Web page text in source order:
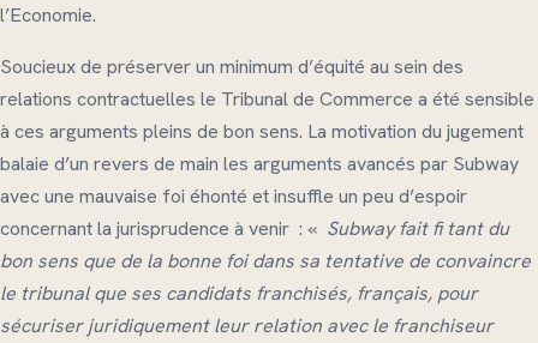
l’Economie.
Soucieux de préserver un minimum d’équité au sein des
relations contractuelles le Tribunal de Commerce a été sensible
à ces arguments pleins de bon sens. La motivation du jugement
balaie d’un revers de main les arguments avancés par Subway
avec une mauvaise foi éhonté et insuffle un peu d’espoir
concernant la jurisprudence à venir : « Subway fait fi tant du
bon sens que de la bonne foi dans sa tentative de convaincre
le tribunal que ses candidats franchisés, français, pour
sécuriser juridiquement leur relation avec le franchiseur